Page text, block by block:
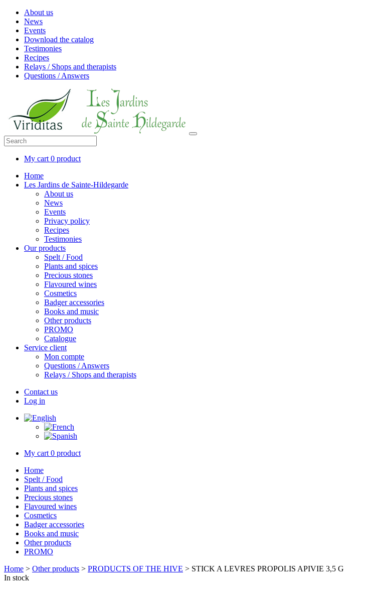
About us
News
Events
Download the catalog
Testimonies
Recipes
Relays / Shops and therapists
Questions / Answers
My cart 0 product
Home
Les Jardins de Sainte-Hildegarde
About us
News
Events
Privacy policy
Recipes
Testimonies
Our products
Spelt / Food
Plants and spices
Precious stones
Flavoured wines
Cosmetics
Badger accessories
Books and music
Other products
PROMO
Catalogue
Service client
Mon compte
Questions / Answers
Relays / Shops and therapists
Contact us
Log in
My cart 0 product
Home
Spelt / Food
Plants and spices
Precious stones
Flavoured wines
Cosmetics
Badger accessories
Books and music
Other products
PROMO
Home > Other products > PRODUCTS OF THE HIVE > STICK A LEVRES PROPOLIS APIVIE 3,5 G
In stock